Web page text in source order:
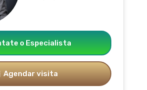
o Especialista
Agendar visita